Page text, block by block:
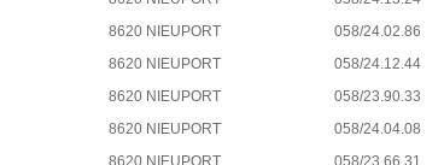
8620 NIEUPORT
058/24.02.86
8620 NIEUPORT
058/24.12.44
8620 NIEUPORT
058/23.90.33
8620 NIEUPORT
058/24.04.08
8620 NIEUPORT 058/23.66.31